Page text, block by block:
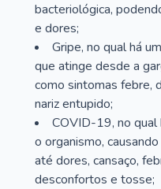
bacteriológica,
e dores;
Gripe, no qual há
que atinge desde a
como sintomas febre,
nariz entupido;
COVID-19, no qual
o organismo,
até dores, cansaço,
desconfortos e tosse;